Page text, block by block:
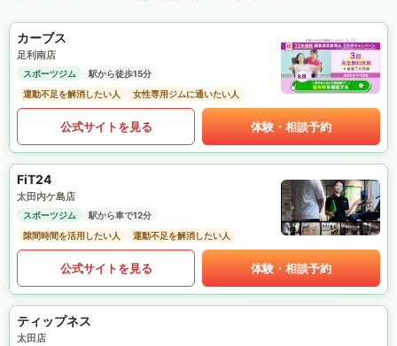
カーブス
足利南店
スポーツジム
駅から徒歩15分
運動不足を解消したい人
女性専用ジムに通いたい人
公式サイトを見る 体験・相談予約
FiT24
太田内ケ島店
スポーツジム
駅から車で12分
隙間時間を活用したい人
運動不足を解消したい人
公式サイトを見る 体験・相談予約
ティップネス
太田店